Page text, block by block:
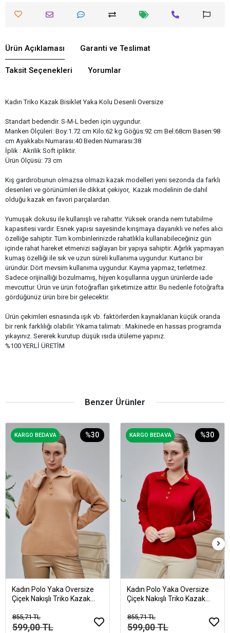
Ürün Açıklaması Garanti ve Teslimat
Taksit Seçenekleri Yorumlar
Kadın Triko Kazak Bisiklet Yaka Kolu Desenli Oversize
Standart bedendir. S-M-L beden için uygundur.
Manken Ölçüleri: Boy:1.72 cm Kilo:62 kg Göğüs:92 cm Bel:68cm Basen:98
cm Ayakkabı Numarası:40 Beden Numarası:38
İplik : Akrilik Soft ipliktir.
Ürün Ölçüsü: 73 cm
Kış gardırobunun olmazsa olmazı kazak modelleri yeni sezonda da farklı
desenleri ve görünümleri ile dikkat çekiyor, Kazak modelinin de dahil
olduğu kazak en favori parçalardan.
Yumuşak dokusu ile kullanışlı ve rahattır. Yüksek oranda nem tutabilme
kapasitesi vardır. Esnek yapısı sayesinde kırışmaya dayanıklı ve nefes alıcı
özelliğe sahiptir. Tüm kombinlerinizde rahatlıkla kullanabileceğiniz gün
içinde rahat hareket etmenizi sağlayan bir yapıya sahiptir. Ağırlık yapmayan
kumaş özelliği ile sık ve uzun süreli kullanıma uygundur. Kurtarıcı bir
üründür. Dört mevsim kullanıma uygundur. Kayma yapmaz, terletmez.
Sadece orijinalliği bozulmamış, hijyen koşullarına uygun ürünlerde iade
mevcuttur. Ürün ve ürün fotoğrafları şirketimize aittir. Bu nedenle fotoğrafta
gördüğünüz ürün bire bir gelecektir.
Ürün çekimleri esnasında ışık vb. faktörlerden kaynaklanan küçük oranda
bir renk farklılığı olabilir. Yıkama talimatı : Makinede en hassas programda
yıkayınız. Sererek kurutup düşük ısıda ütüleme yapınız.
%100 YERLİ ÜRETİM
Benzer Ürünler
KARGO BEDAVA %30
Kadın Polo Yaka Oversize
Çiçek Nakışlı Triko Kazak
855,71 TL
599,00 TL
KARGO BEDAVA %30
Kadın Polo Yaka Oversize
Çiçek Nakışlı Triko Kazak
855,71 TL
599,00 TL